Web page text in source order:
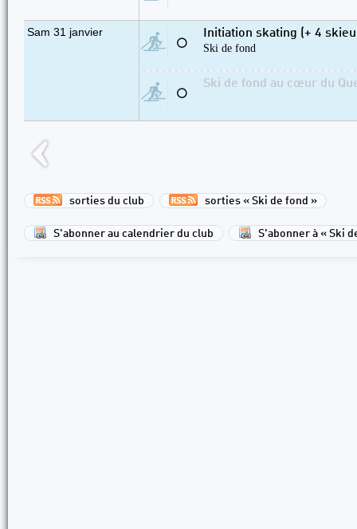
Sam 31 janvier
⚪
Initiation skating (+ 4
Ski de fond
⚪
Ski de fond au cœur du
sorties du club sorties « Ski de fond »
S'abonner au calendrier du club S'abonner à « Ski